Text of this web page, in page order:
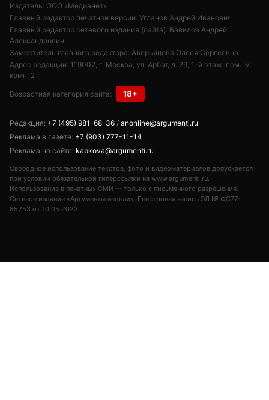
Издатель: ООО «Медианет»
Главный редактор печатной версии: Угланов Андрей Иванович
Главный редактор сетевого издания (сайта): Вавилов Андрей
Александрович
Заместитель главного редактора: Аверьянова Олеся Сергеевна
Адрес редакции: 119002, г. Москва, ул. Арбат, д. 29, 1-й этаж, пом. IV,
комн. 2
Возрастная категория сайта: 18+
Редакция: +7 (495) 981-68-36 / anonline@argumenti.ru
Реклама в газете: +7 (903) 777-11-14
Реклама на сайте: kapkova@argumenti.ru
Свободное использование текстов, фото и видеоматериалов допускается
при условии обязательной гиперссылки на www.argumenti.ru.
Использование в печатных СМИ — только с письменного разрешения.
Сетевое издание «Аргументы недели». Реестровая запись ЭЛ № ФС77-
85253 от 10.05.2023.